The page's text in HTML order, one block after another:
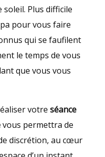
Plus difficile
pour vous faire
qui se faufilent
le temps de vous
que vous vous
votreséance
vous permettra de
discrétion, au cœur